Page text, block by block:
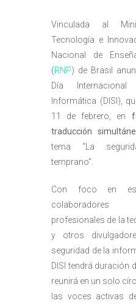
Vinculada al
Tecnología e
Nacional de
(RNP) de Brasil
Día
Informática (DISI),
11 de febrero, en
traducción
tema “La
temprano”.
Con foco en
colaboradores
profesionales de la
y otros
seguridad de la
DISI tendrá duración
reunirá en un solo
las voces activas